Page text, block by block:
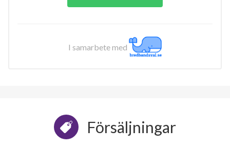
I samarbete med
Försäljningar